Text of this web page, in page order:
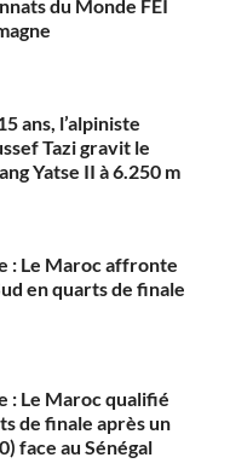
du Monde FEI
ans, l’alpiniste
Tazi gravit le
Yatse II à 6.250 m
: Le Maroc affronte
en quarts de finale
: Le Maroc qualifié
de finale après un
face au Sénégal